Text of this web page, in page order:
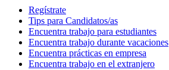
Regístrate
Tips para Candidatos/as
Encuentra trabajo para estudiantes
Encuentra trabajo durante vacaciones
Encuentra prácticas en empresa
Encuentra trabajo en el extranjero